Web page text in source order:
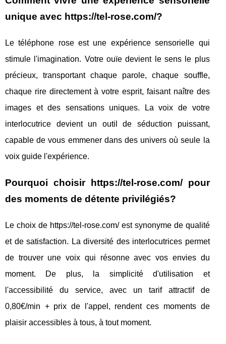
unique avec https://tel-rose.com/?
Le téléphone rose est une expérience sensorielle qui
stimule l'imagination. Votre ouïe devient le sens le plus
précieux, transportant chaque parole, chaque souffle,
chaque rire directement à votre esprit, faisant naître des
images et des sensations uniques. La voix de votre
interlocutrice devient un outil de séduction puissant,
capable de vous emmener dans des univers où seule la
voix guide l'expérience.
Pourquoi choisir https://tel-rose.com/ pour
des moments de détente privilégiés?
Le choix de https://tel-rose.com/ est synonyme de qualité
et de satisfaction. La diversité des interlocutrices permet
de trouver une voix qui résonne avec vos envies du
moment. De plus, la simplicité d'utilisation et
l'accessibilité du service, avec un tarif attractif de
0,80€/min + prix de l'appel, rendent ces moments de
plaisir accessibles à tous, à tout moment.